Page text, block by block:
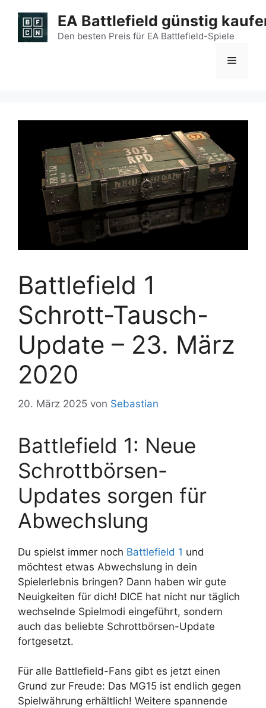
Inhalt
springen
EA Battlefield günstig
Den besten Preis für EA Battlefield-Spiele
Menü
Battlefield 1
Schrott-Tausch-
Update – 23. März
2020
20. März 2025 von Sebastian
Battlefield 1: Neue
Schrottbörsen-
Updates sorgen für
Abwechslung
Du spielst immer noch Battlefield 1 und
möchtest etwas Abwechslung in dein
Spielerlebnis bringen? Dann haben wir gute
Neuigkeiten für dich! DICE hat nicht nur täglich
wechselnde Spielmodi eingeführt, sondern
auch das beliebte Schrottbörsen-Update
fortgesetzt.
Für alle Battlefield-Fans gibt es jetzt einen
Grund zur Freude: Das MG15 ist endlich gegen
Spielwährung erhältlich! Weitere spannende